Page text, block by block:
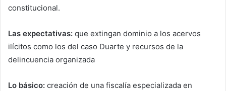
constitucional.
Las expectativas: que extingan dominio a los acervos
ilícitos como los del caso Duarte y recursos de la
delincuencia organizada
Lo básico: creación de una fiscalía especializada en